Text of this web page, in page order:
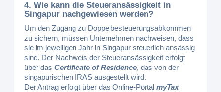
4. Wie kann die Steueransässigkeit in
Singapur nachgewiesen werden?
Um den Zugang zu Doppelbesteuerungsabkommen
zu sichern, müssen Unternehmen nachweisen, dass
sie im jeweiligen Jahr in Singapur steuerlich ansässig
sind. Der Nachweis der Steueransässigkeit erfolgt
über dasCertificate of Residence, das von der
singapurischen IRAS ausgestellt wird.
Der Antrag erfolgt über das Online-PortalmyTax